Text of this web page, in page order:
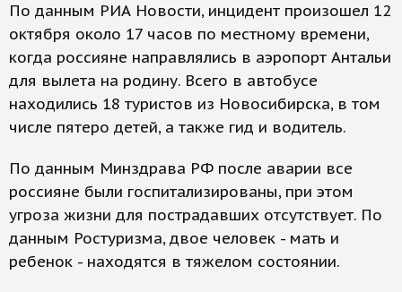
По данным РИА Новости, инцидент произошел 12
октября около 17 часов по местному времени,
когда россияне направлялись в аэропорт Антальи
для вылета на родину. Всего в автобусе
находились 18 туристов из Новосибирска, в том
числе пятеро детей, а также гид и водитель.
По данным Минздрава РФ после аварии все
россияне были госпитализированы, при этом
угроза жизни для пострадавших отсутствует. По
данным Ростуризма, двое человек - мать и
ребенок - находятся в тяжелом состоянии.